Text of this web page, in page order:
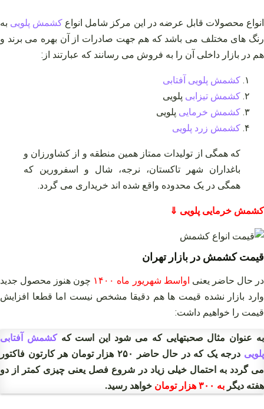
انواع محصولات قابل عرضه در این مرکز شامل انواع کشمش پلویی به
رنگ های مختلف می باشد که هم جهت صادرات از آن بهره می برند و
هم در بازار داخلی آن را به فروش می رسانند که عبارتند از:
کشمش پلویی آفتابی
کشمش تیزابی پلویی
کشمش خرمایی پلویی
کشمش زرد پلویی
که همگی از تولیدات ممتاز همین منطقه و از کشاورزان و
باغداران شهر تاکستان، نرجه، شال و اسفرورین که
همگی در یک محدوده واقع شده اند خریداری می گردد.
کشمش خرمایی پلویی ⇓
قیمت کشمش در بازار تهران
در حال حاضر یعنی اواسط شهریور ماه ۱۴۰۰
چون هنوز محصول جدید
وارد بازار نشده قیمت ها هم دقیقا مشخص نیست اما قطعا افزایش
قیمت را خواهیم داشت:
به عنوان مثال صحبتهایی که می شود این است کهکشمش آفتابی
پلویی
درجه یک که در حال حاضر ۲۵۰ هزار تومان هر کارتون فاکتور
می گردد به احتمال خیلی زیاد در شروع فصل یعنی چیزی کمتر از دو
هفته دیگر به ۳۰۰ هزار تومان خواهد رسید.